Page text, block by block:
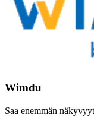
Wimdu
Saa enemmän